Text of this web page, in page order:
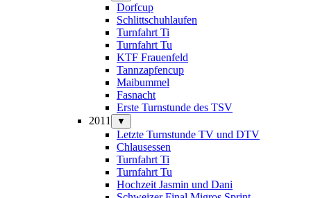
Dorfcup
Schlittschuhlaufen
Turnfahrt Ti
Turnfahrt Tu
KTF Frauenfeld
Tannzapfencup
Maibummel
Fasnacht
Erste Turnstunde des TSV
2011
▼
Letzte Turnstunde TV und DTV
Chlausessen
Turnfahrt Ti
Turnfahrt Tu
Hochzeit Jasmin und Dani